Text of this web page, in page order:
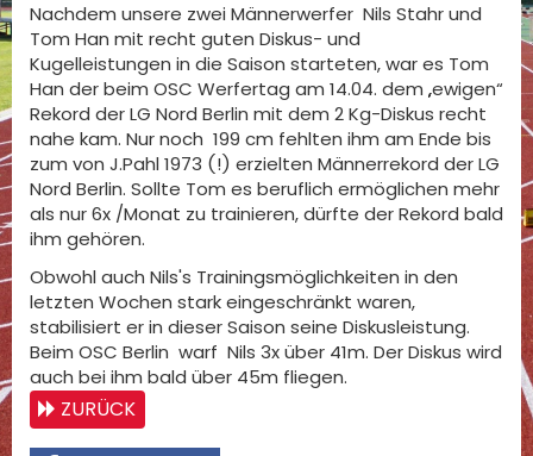
Nachdem unsere zwei Männerwerfer Nils Stahr und
Tom Han mit recht guten Diskus- und
Kugelleistungen in die Saison starteten, war es Tom
Han der beim OSC Werfertag am 14.04. dem „ewigen“
Rekord der LG Nord Berlin mit dem 2 Kg-Diskus recht
nahe kam. Nur noch 199 cm fehlten ihm am Ende bis
zum von J.Pahl 1973 (!) erzielten Männerrekord der LG
Nord Berlin. Sollte Tom es beruflich ermöglichen mehr
als nur 6x /Monat zu trainieren, dürfte der Rekord bald
ihm gehören.
Obwohl auch Nils's Trainingsmöglichkeiten in den
letzten Wochen stark eingeschränkt waren,
stabilisiert er in dieser Saison seine Diskusleistung.
Beim OSC Berlin warf Nils 3x über 41m. Der Diskus wird
auch bei ihm bald über 45m fliegen.
ZURÜCK